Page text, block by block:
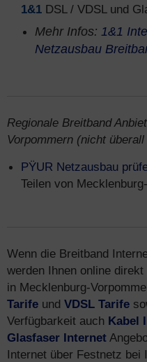
1&1 DSL / VDSL und
Mehr Infos: 1&1
Netzausbau
Regionale Breitband
Vorpommern (nicht
PŸUR Netzausbau
Teilen von
Wenn die Breitband
werden Ihnen online
in Mecklenburg-
Tarife und VDSL Tarife
Verfügbarkeit auch Kabel
Glasfaser Internet
Internet über Festnetz bei